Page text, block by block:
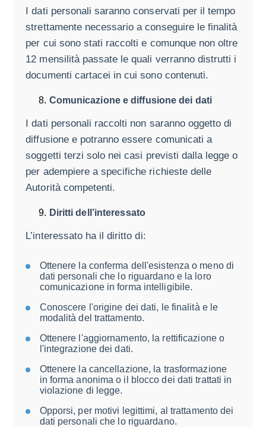
I dati personali saranno conservati per il tempo
strettamente necessario a conseguire le finalità
per cui sono stati raccolti e comunque non oltre
12 mensilità passate le quali verranno distrutti i
documenti cartacei in cui sono contenuti.
Comunicazione e diffusione dei dati
I dati personali raccolti non saranno oggetto di
diffusione e potranno essere comunicati a
soggetti terzi solo nei casi previsti dalla legge o
per adempiere a specifiche richieste delle
Autorità competenti.
Diritti dell’interessato
L’interessato ha il diritto di:
Ottenere la conferma dell'esistenza o meno di
dati personali che lo riguardano e la loro
comunicazione in forma intelligibile.
Conoscere l'origine dei dati, le finalità e le
modalità del trattamento.
Ottenere l'aggiornamento, la rettificazione o
l'integrazione dei dati.
Ottenere la cancellazione, la trasformazione
in forma anonima o il blocco dei dati trattati in
violazione di legge.
Opporsi, per motivi legittimi, al trattamento dei
dati personali che lo riguardano.